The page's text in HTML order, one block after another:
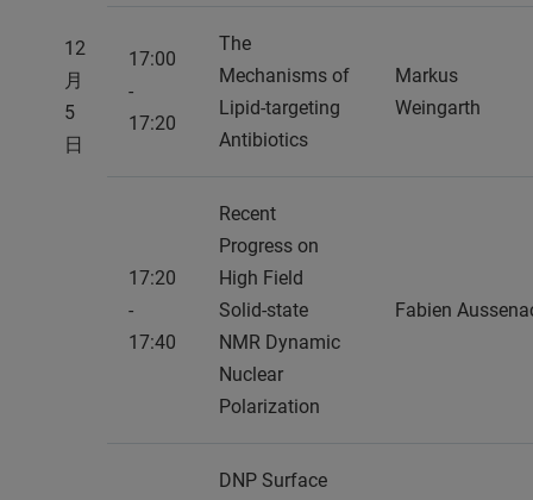
12
月
5
日
17:00
-
17:20
The
Mechanisms of
Lipid-targeting
Antibiotics
Markus
Weingarth
17:20
-
17:40
Recent
Progress on
High Field
Solid-state
NMR Dynamic
Nuclear
Polarization
Fabien
DNP Surface